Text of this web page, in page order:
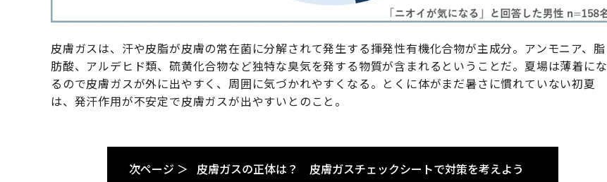
皮膚ガスは、汗や皮脂が皮膚の常在菌に分解されて発生する揮発性有機化合物が主成分。アンモニア、脂
肪酸、アルデヒド類、硫黄化合物など独特な臭気を発する物質が含まれるということだ。夏場は薄着にな
るので皮膚ガスが外に出やすく、周囲に気づかれやすくなる。とくに体がまだ暑さに慣れていない初夏
は、発汗作用が不安定で皮膚ガスが出やすいとのこと。
次ページ ＞ 皮膚ガスの正体は？ 皮膚ガスチェックシートで対策を考えよう